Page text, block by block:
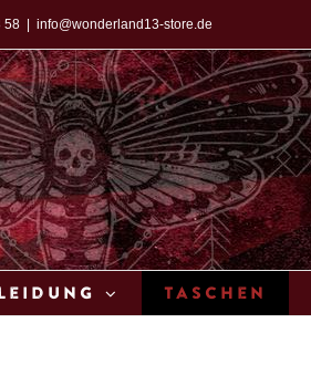
58 info@wonderland13-store.de
Taschen